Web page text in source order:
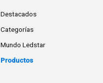
Destacados
Categorías
Mundo Ledstar
Productos